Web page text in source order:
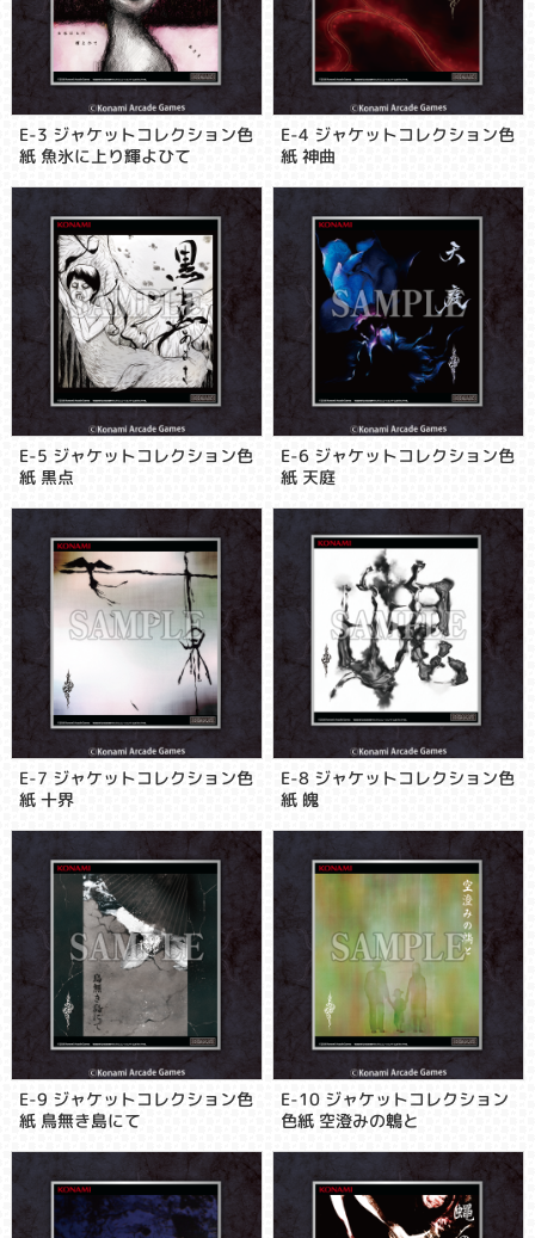
E-3 ジャケットコレクション色
紙 魚氷に上り輝よひて
E-4 ジャケットコレクション色
紙 神曲
E-5 ジャケットコレクション色
紙 黒点
E-6 ジャケットコレクション色
紙 天庭
E-7 ジャケットコレクション色
紙 十界
E-8 ジャケットコレクション色
紙 魄
E-9 ジャケットコレクション色
紙 鳥無き島にて
E-10 ジャケットコレクション
色紙 空澄みの鵯と